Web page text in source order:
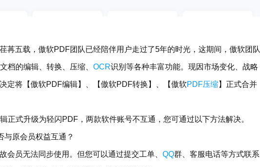
五载，傲软PDF团队已经陪伴用户走过了5年的时光，这期间，傲软团队
档的编辑、转换、压缩、 OCR识别等各种丰富功能。现因市场变化、战略
定将【傲软PDF编辑】、【傲软PDF转换】、【傲软PDF压缩】正式合并
式升级为轻闪PDF，两款软件账号不互通，您可通过以下方法解决。
原会员权益互通？
员无法同步使用。但您可以通过提交工单、 QQ群、客服电话等方式联系